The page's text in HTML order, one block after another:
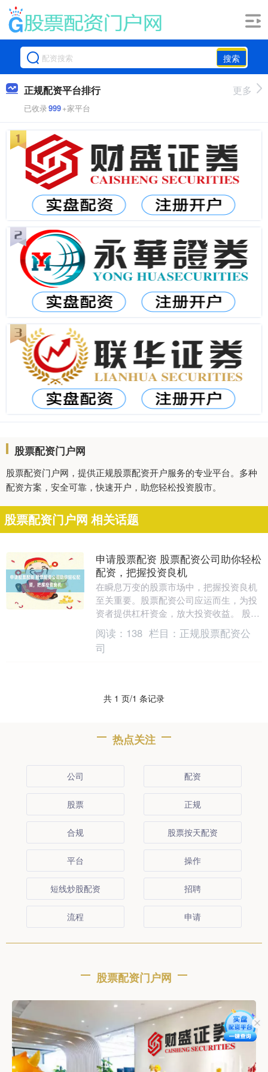
搜索
正规配资平台排行
已收录999+家平台
更多
股票配资门户网
股票配资门户网，提供正规股票配资开户服务的专业平台。多种
配资方案，安全可靠，快速开户，助您轻松投资股市。
股票配资门户网 相关话题
申请股票配资 股票配资公司助你轻松
配资，把握投资良机
在瞬息万变的股票市场中，把握投资良机
至关重要。股票配资公司应运而生，为投
资者提供杠杆资金，放大投资收益。 股票
配资是指投资者通过向配资公司借入资
金，放大自己的投....
阅读： 138 栏目： 正规股票配资公
司
共 1 页/1 条记录
热点关注
公司 配资
股票 正规
合规 股票按天配资
平台 操作
短线炒股配资 招聘
流程 申请
股票配资门户网